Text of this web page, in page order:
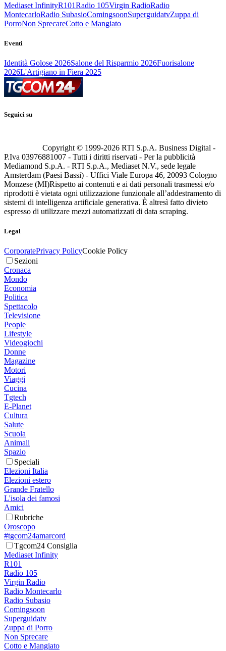
Mediaset InfinityR101Radio 105Virgin RadioRadio
MontecarloRadio SubasioComingsoonSuperguidatvZuppa di
PorroNon SprecareCotto e Mangiato
Eventi
Identità Golose 2026Salone del Risparmio 2026Fuorisalone
2026L'Artigiano in Fiera 2025
Seguici su
Copyright © 1999-2026 RTI S.p.A. Business Digital -
P.Iva 03976881007 - Tutti i diritti riservati - Per la pubblicità
Mediamond S.p.A. - RTI S.p.A., Mediaset N.V., sede legale
Amsterdam (Paesi Bassi) - Uffici Viale Europa 46, 20093 Cologno
Monzese (MI)Rispetto ai contenuti e ai dati personali trasmessi e/o
riprodotti è vietata ogni utilizzazione funzionale all’addestramento di
sistemi di intelligenza artificiale generativa. È altresì fatto divieto
espresso di utilizzare mezzi automatizzati di data scraping.
Legal
CorporatePrivacy PolicyCookie Policy
Sezioni
Cronaca
Mondo
Economia
Politica
Spettacolo
Televisione
People
Lifestyle
Videogiochi
Donne
Magazine
Motori
Viaggi
Cucina
Tgtech
E-Planet
Cultura
Salute
Scuola
Animali
Spazio
Speciali
Elezioni Italia
Elezioni estero
Grande Fratello
L'isola dei famosi
Amici
Rubriche
Oroscopo
#tgcom24amarcord
Tgcom24 Consiglia
Mediaset Infinity
R101
Radio 105
Virgin Radio
Radio Montecarlo
Radio Subasio
Comingsoon
Superguidatv
Zuppa di Porro
Non Sprecare
Cotto e Mangiato